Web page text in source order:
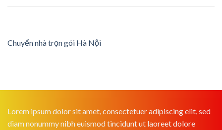
Chuyển nhà trọn gói Hà Nội
Lorem ipsum dolor sit amet, consectetuer adipiscing elit, sed
diam nonummy nibh euismod tincidunt ut laoreet dolore